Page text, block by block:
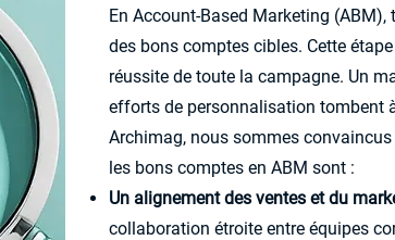
En Account-Based Marketing
des bons comptes cibles. Cette
réussite de toute la campagne. Un
efforts de personnalisation tombent à
Archimag, nous sommes
les bons comptes en ABM sont :
Un alignement des ventes et du
collaboration étroite entre équipes